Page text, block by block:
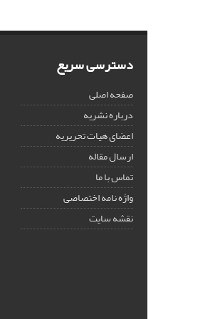
دسترسی سریع
صفحه اصلی
درباره نشریه
اعضای هیات تحریریه
ارسال مقاله
تماس با ما
واژه نامه اختصاصی
نقشه سایت